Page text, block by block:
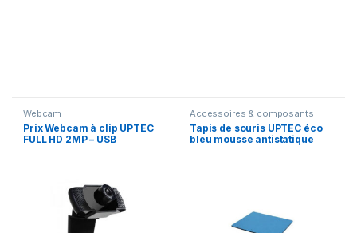
Webcam
Prix Webcam à clip UPTEC
FULL HD 2MP – USB
Accessoires & composants
Tapis de souris UPTEC éco
bleu mousse antistatique